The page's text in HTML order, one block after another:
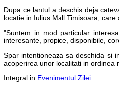
Dupa ce lantul a deschis deja
locatie in Iulius Mall Timisoara,
"Suntem in mod particular
interesante, propice, disponibile,
Spar intentioneaza sa deschida si
acoperirea unor localitati in ordinea
Integral in Evenimentul Zilei